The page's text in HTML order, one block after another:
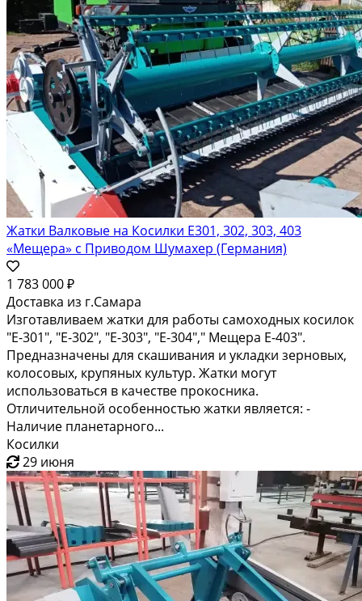
Жатки Валковые на Косилки Е301, 302, 303, 403
«Мещера» с Приводом Шумахер (Германия)
1 783 000 ₽
Доставка из г.Самара
Изготавливаем жатки для работы самоходных косилок
"Е-301", "Е-302", "Е-303", "Е-304"," Мещера Е-403".
Предназначены для скашивания и укладки зерновых,
колосовых, крупяных культур. Жатки могут
использоваться в качестве прокосника.
Отличительной особенностью жатки является: -
Наличие планетарного...
Косилки
29 июня